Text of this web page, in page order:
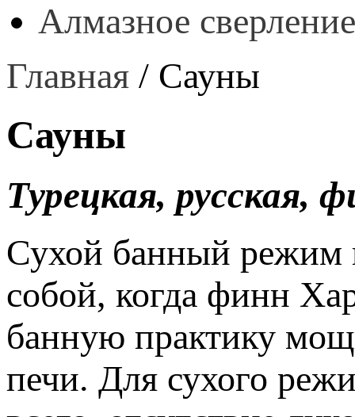
Алмазное
Главная / Сауны
Сауны
Турецкая, русская,
Сухой банный режим
собой, когда финн
банную практику
печи. Для сухого